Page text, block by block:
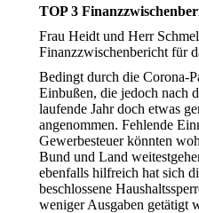
TOP 3
Frau Heidt und Herr
Finanzzwischenbericht für
Bedingt durch die Corona-
Einbußen, die jedoch nach
laufende Jahr doch etwas
angenommen. Fehlende
Gewerbesteuer könnten
Bund und Land
ebenfalls hilfreich hat sich
beschlossene
weniger Ausgaben getätigt